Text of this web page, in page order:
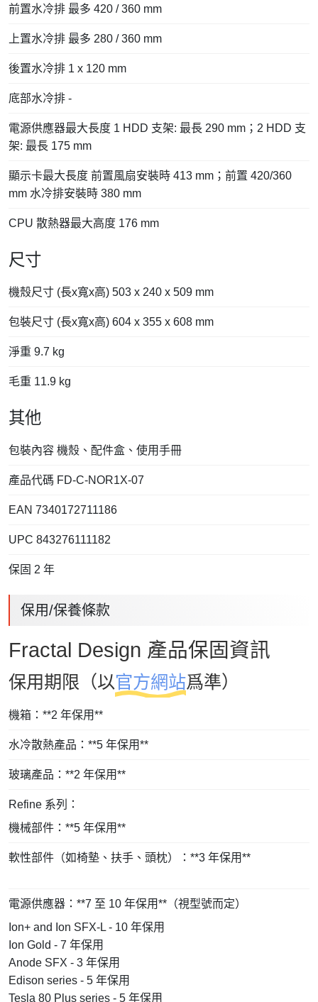
前置水冷排 最多 420 / 360 mm
上置水冷排 最多 280 / 360 mm
後置水冷排 1 x 120 mm
底部水冷排 -
電源供應器最大長度 1 HDD 支架: 最長 290 mm；2 HDD 支
架: 最長 175 mm
顯示卡最大長度 前置風扇安裝時 413 mm；前置 420/360
mm 水冷排安裝時 380 mm
CPU 散熱器最大高度 176 mm
尺寸
機殼尺寸 (長x寬x高) 503 x 240 x 509 mm
包裝尺寸 (長x寬x高) 604 x 355 x 608 mm
淨重 9.7 kg
毛重 11.9 kg
其他
包裝內容 機殼、配件盒、使用手冊
產品代碼 FD-C-NOR1X-07
EAN 7340172711186
UPC 843276111182
保固 2 年
保用/保養條款
Fractal Design 產品保固資訊
保用期限（以官方網站爲準）
機箱：**2 年保用**
水冷散熱產品：**5 年保用**
玻璃產品：**2 年保用**
Refine 系列：
機械部件：**5 年保用**
軟性部件（如椅墊、扶手、頭枕）：**3 年保用**
電源供應器：**7 至 10 年保用**（視型號而定）
Ion+ and Ion SFX-L - 10 年保用
Ion Gold - 7 年保用
Anode SFX - 3 年保用
Edison series - 5 年保用
Tesla 80 Plus series - 5 年保用